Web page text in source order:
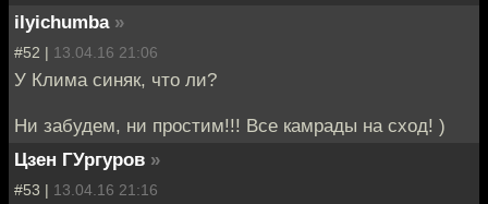
ilyichumba »
#52 | 13.04.16 21:06
У Клима синяк, что ли?
Ни забудем, ни простим!!! Все камрады на сход! )
Цзен ГУргуров »
#53 | 13.04.16 21:16